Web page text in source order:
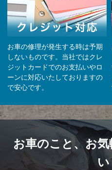
お車の修理が発生する時は予期
しないものです。当社ではクレ
ジットカードでのお支払いやロ
ーンに対応いたしておりますの
で安心です。
お車のこと、お